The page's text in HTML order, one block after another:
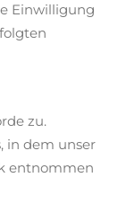
Einwilligung
zu.
in dem unser
entnommen